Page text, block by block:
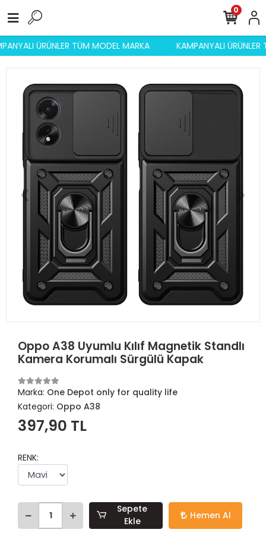
ÜRÜNLER TÜM MODEL MARKA KAMPANYALI
0
Oppo A38 Uyumlu Kılıf Magnetik Standlı
Kamera Korumalı Sürgülü Kapak
Marka: One Depot only for quality life
Kategori: Oppo A38
397,90 TL
RENK:
Sepete
Ekle
Hemen Al